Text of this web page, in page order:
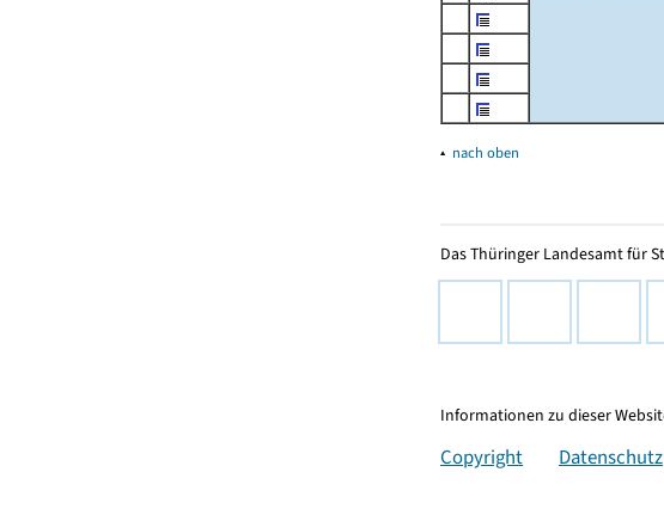
▴ nach oben
Das Thüringer Landesamt für
Informationen zu dieser
Copyright Datenschutz